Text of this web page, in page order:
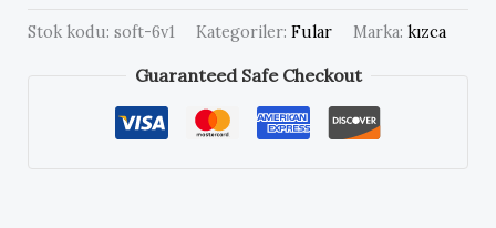
Stok kodu: soft-6v1 Kategoriler: Fular Marka: kızca
Guaranteed Safe Checkout